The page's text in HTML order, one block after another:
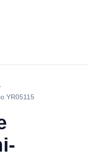
YR05115